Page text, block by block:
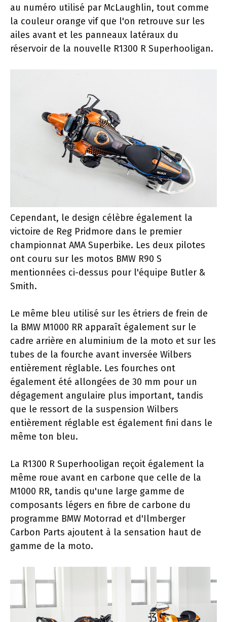
au numéro utilisé par McLaughlin, tout comme
la couleur orange vif que l'on retrouve sur les
ailes avant et les panneaux latéraux du
réservoir de la nouvelle R1300 R Superhooligan.
Cependant, le design célèbre également la
victoire de Reg Pridmore dans le premier
championnat AMA Superbike. Les deux pilotes
ont couru sur les motos BMW R90 S
mentionnées ci-dessus pour l'équipe Butler &
Smith.
Le même bleu utilisé sur les étriers de frein de
la BMW M1000 RR apparaît également sur le
cadre arrière en aluminium de la moto et sur les
tubes de la fourche avant inversée Wilbers
entièrement réglable. Les fourches ont
également été allongées de 30 mm pour un
dégagement angulaire plus important, tandis
que le ressort de la suspension Wilbers
entièrement réglable est également fini dans le
même ton bleu.
La R1300 R Superhooligan reçoit également la
même roue avant en carbone que celle de la
M1000 RR, tandis qu'une large gamme de
composants légers en fibre de carbone du
programme BMW Motorrad et d'Ilmberger
Carbon Parts ajoutent à la sensation haut de
gamme de la moto.